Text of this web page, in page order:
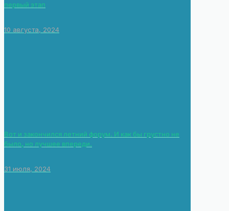
первый этап
10 августа, 2024
Вот и закончился летний форум. И как бы грустно не
было, но лучшее впереди.
31 июля, 2024